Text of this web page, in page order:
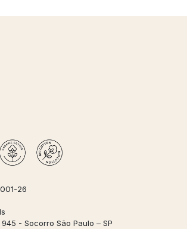
26
- Socorro São Paulo – SP